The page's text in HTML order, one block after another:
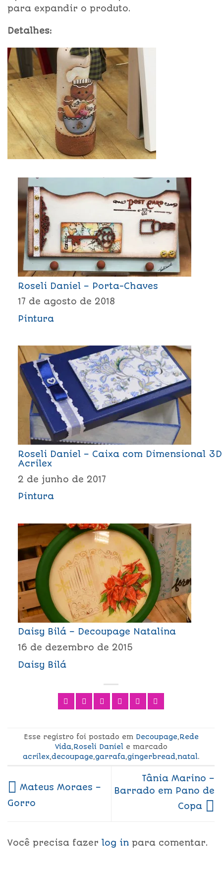
para expandir o produto.
Detalhes:
Roseli Daniel – Porta-Chaves
17 de agosto de 2018
Pintura
Roseli Daniel – Caixa com Dimensional 3D
Acrilex
2 de junho de 2017
Pintura
Daisy Bilá – Decoupage Natalina
16 de dezembro de 2015
Daisy Bilá
Esse registro foi postado em Decoupage,Rede
Vida,Roseli Daniele marcado
acrilex,decoupage,garrafa,gingerbread,natal.
Mateus Moraes –
Gorro
Tânia Marino –
Barrado em Pano de
Copa
Você precisa fazer log in para comentar.